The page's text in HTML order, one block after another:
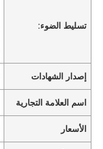
تسليط الضوء:
إصدار الشهادات
اسم العلامة التجارية
الأسعار